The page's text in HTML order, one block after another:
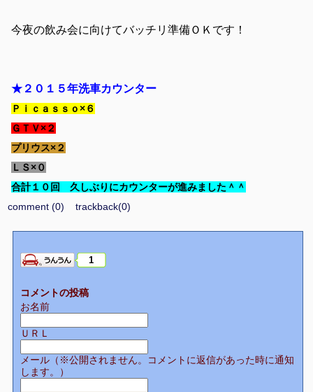
今夜の飲み会に向けてバッチリ準備ＯＫです！
★２０１５年洗車カウンター
Ｐｉｃａｓｓｏ×６
ＧＴＶ×２
プリウス×２
ＬＳ×０
合計１０回 久しぶりにカウンターが進みました＾＾
comment (0)
trackback(0)
1
コメントの投稿
お名前
ＵＲＬ
メール（※公開されません。コメントに返信があった時に通知
します。）